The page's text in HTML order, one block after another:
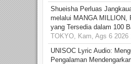
Shueisha Perluas
melalui MANGA MILLION,
yang Tersedia dalam 100
TOKYO, Kam, Ags 6 2026
UNISOC Lyric Audio:
Pengalaman